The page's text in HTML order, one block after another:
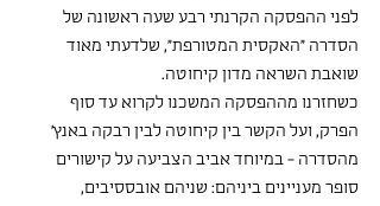
לפני ההפסקה הקרנתי רבע שעה ראשונה של
הסדרה "האקסית המטורפת", שלדעתי מאוד
שואבת השראה מדון קיחוטה.
כשחזרנו מההפסקה המשכנו לקרוא עד סוף
הפרק, ועל הקשר בין קיחוטה לבין רבקה באנץ'
מהסדרה - במיוחד אביב הצביעה על קישורים
סופר מעניינים ביניהם: שניהם אובססיבים,